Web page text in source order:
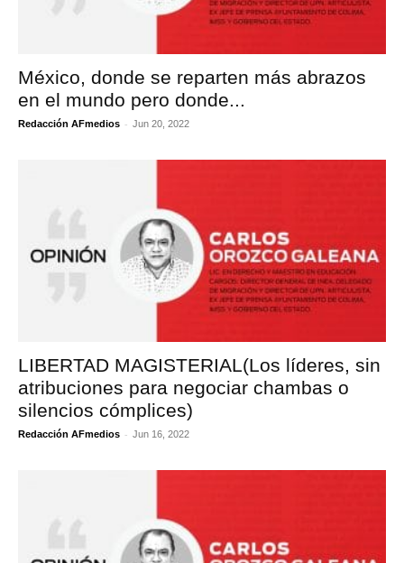
México, donde se reparten más abrazos
en el mundo pero donde...
Redacción AFmedios - Jun 20, 2022
LIBERTAD MAGISTERIAL(Los líderes, sin
atribuciones para negociar chambas o
silencios cómplices)
Redacción AFmedios - Jun 16, 2022